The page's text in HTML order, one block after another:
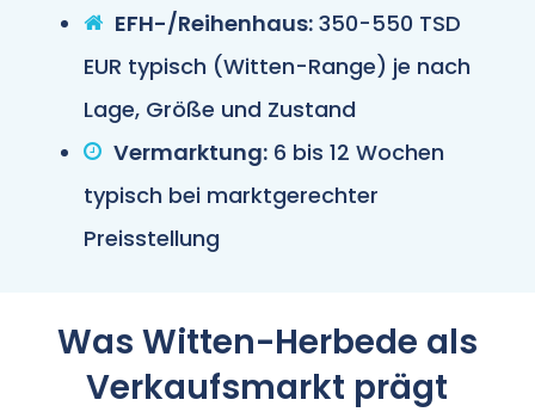
EFH-/Reihenhaus: 350-550 TSD
EUR typisch (Witten-Range) je nach
Lage, Größe und Zustand
Vermarktung: 6 bis 12 Wochen
typisch bei marktgerechter
Preisstellung
Was Witten-Herbede als
Verkaufsmarkt prägt